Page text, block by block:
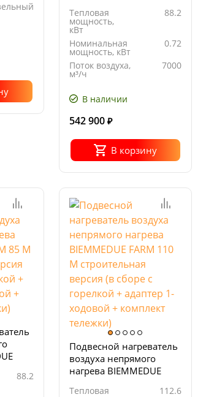
дизельной горелкой и
адаптером )
Тепловая
мощность,
кВт
88.2
Номинальная
мощность, кВт
0.72
Поток воздуха,
м³/ч
7000
топлива, кг/ч
В наличии
542 900 ₽
В корзину
(в
88.2
Подвесной нагреватель
воздуха непрямого
нагрева BIEMMEDUE
Тепловая 112.6